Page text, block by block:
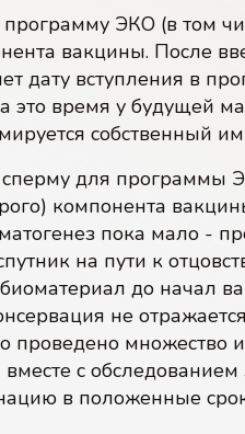
ЭКО (в том
вакцины. После
дату вступления в
это время у будущей
собственный
для программы
компонента
пока мало -
на пути к
до начал
не
множество
с
в положенные